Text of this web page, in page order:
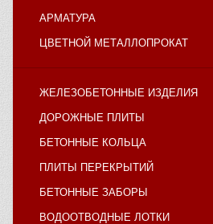
АРМАТУРА
ЦВЕТНОЙ МЕТАЛЛОПРОКАТ
ЖЕЛЕЗОБЕТОННЫЕ ИЗДЕЛИЯ
ДОРОЖНЫЕ ПЛИТЫ
БЕТОННЫЕ КОЛЬЦА
ПЛИТЫ ПЕРЕКРЫТИЙ
БЕТОННЫЕ ЗАБОРЫ
ВОДООТВОДНЫЕ ЛОТКИ